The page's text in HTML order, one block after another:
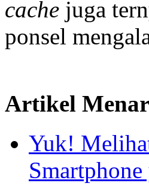
cache juga
ponsel
Artikel
Yuk!